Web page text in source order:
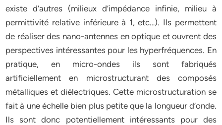
existe d’autres (milieux d’impédance infinie, milieu à
permittivité relative inférieure à 1, etc…). Ils permettent
de réaliser des nano-antennes en optique et ouvrent des
perspectives intéressantes pour les hyperfréquences. En
pratique, en micro-ondes ils sont fabriqués
artificiellement en microstructurant des composés
métalliques et diélectriques. Cette microstructuration se
fait à une échelle bien plus petite que la longueur d’onde.
Ils sont donc potentiellement intéressants pour des